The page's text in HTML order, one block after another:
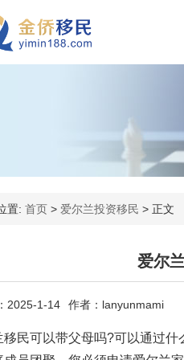
置: 首页 > 爱尔兰投资移民 > 正文
爱尔
2025-1-14 作者：lanyunmami
移民可以带父母吗?可以通过